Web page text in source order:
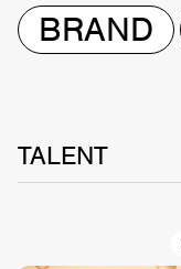
BRAND
TALENT